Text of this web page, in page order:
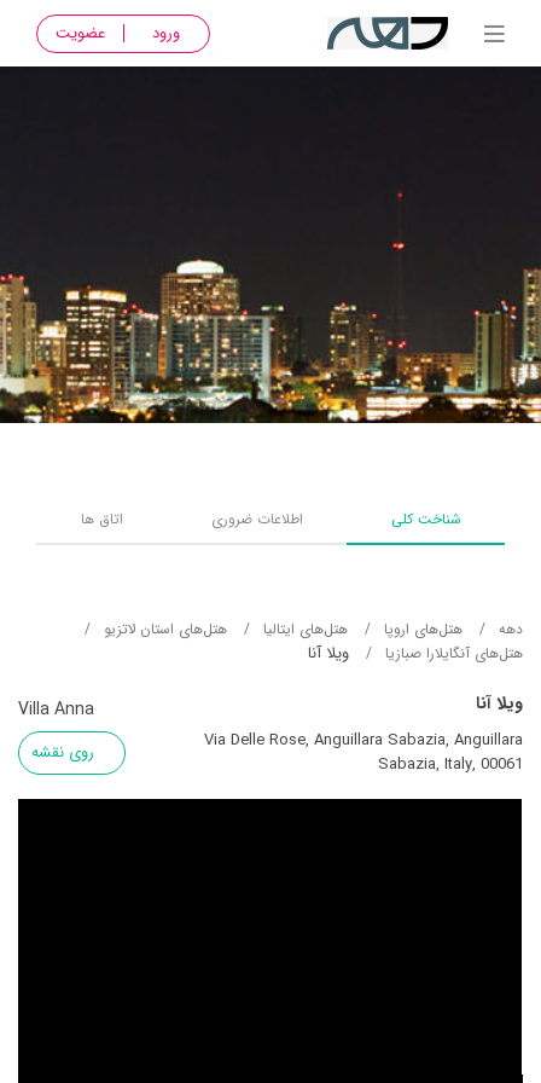
ورود عضویت
شناخت کلی اطلاعات ضروری اتاق ها
دهه هتل‌های اروپا هتل‌های ایتالیا
هتل‌های استان لاتزیو
هتل‌های آنگایلارا صبازیا
ویلا آنا
ویلا آنا Villa Anna
Via Delle Rose, Anguillara Sabazia, Anguillara
Sabazia, Italy, 00061
روی نقشه